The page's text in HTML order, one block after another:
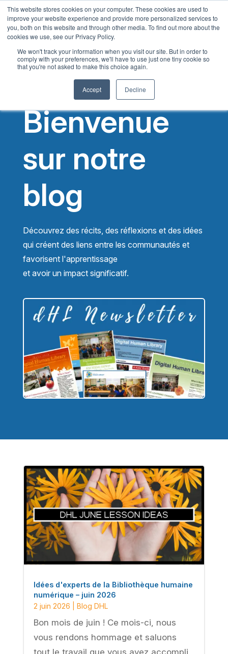
This website stores cookies on your computer. These cookies are used to
improve your website experience and provide more personalized services to
you, both on this website and through other media. To find out more about the
cookies we use, see our Privacy Policy.
We won't track your information when you visit our site. But in order to
comply with your preferences, we'll have to use just one tiny cookie so
that you're not asked to make this choice again.
Accept Decline
Bienvenue
sur notre
blog
Découvrez des récits, des réflexions et des idées
qui créent des liens entre les communautés et
favorisent l'apprentissage
et avoir un impact significatif.
Idées d'experts de la Bibliothèque humaine
numérique – juin 2026
2 juin 2026
Blog DHL
Bon mois de juin ! Ce mois-ci, nous
vous rendons hommage et saluons
tout le travail que vous avez accompli
French
English
Spanish
Chinese
Hindi
Tagalog